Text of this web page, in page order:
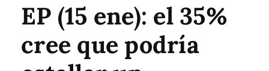
EP (15 ene): el 35%
cree que podría